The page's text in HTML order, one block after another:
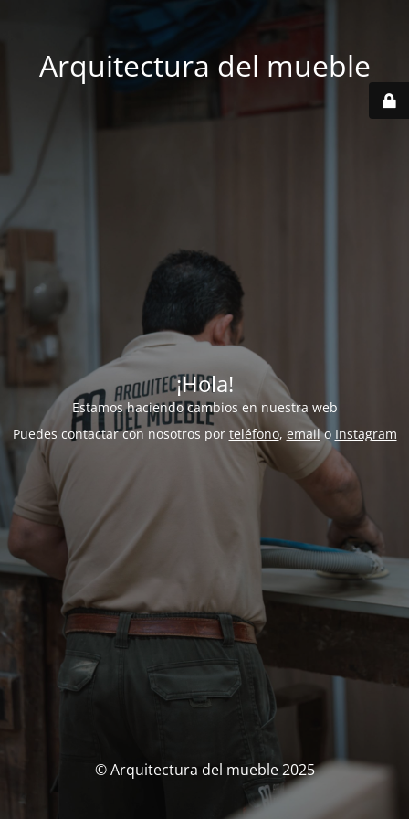
Arquitectura del mueble
¡Hola!
Estamos haciendo cambios en nuestra web
Puedes contactar con nosotros por teléfono, emailo Instagram
© Arquitectura del mueble 2025